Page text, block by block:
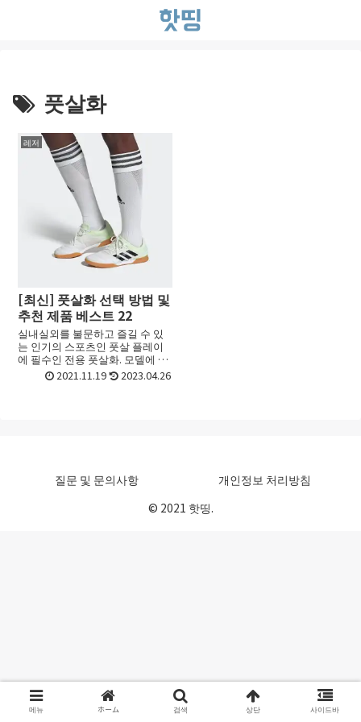
풋살화
레저
[최신] 풋살화 선택 방법 및
추천 제품 베스트 22
실내실외를 불문하고 즐길 수 있
는 인기의 스포츠인 풋살 플레이
에 필수인 전용 풋살화. 모델에 따
라 실내용과 인구잔디용으로 나뉘
어져 있고 그외에 소재나 디자인
2021.11.19 2023.04.26
질문 및 문의사항
개인정보 처리방침
© 2021 핫띵.
메뉴 ホーム 검색 상단 사이드바